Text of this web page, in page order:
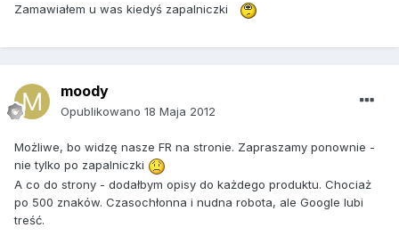
Zamawiałem u was kiedyś zapalniczki
moody
Opublikowano 18 Maja 2012
Możliwe, bo widzę nasze FR na stronie. Zapraszamy ponownie -
nie tylko po zapalniczki
A co do strony - dodałbym opisy do każdego produktu. Chociaż
po 500 znaków. Czasochłonna i nudna robota, ale Google lubi
treść.